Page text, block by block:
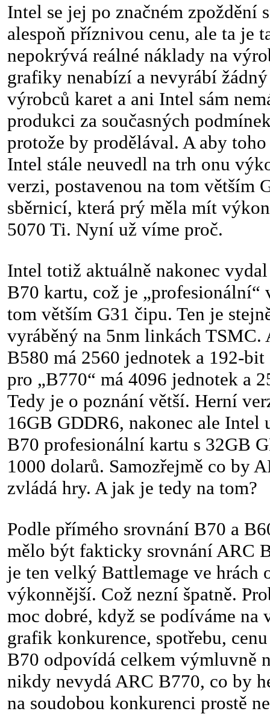
Intel se jej po značném zpoždění
alespoň příznivou cenu, ale ta je
nepokrývá reálné náklady na
grafiky nenabízí a nevyrábí
výrobců karet a ani Intel sám
produkci za současných
protože by prodělával. A aby
Intel stále neuvedl na trh onu
verzi, postavenou na tom větším
sběrnicí, která prý měla mít
5070 Ti. Nyní už víme proč.
Intel totiž aktuálně nakonec
B70 kartu, což je „profesionální“
tom větším G31 čipu. Ten je
vyráběný na 5nm linkách TSMC.
B580 má 2560 jednotek a 192-
pro „B770“ má 4096 jednotek a
Tedy je o poznání větší. Herní
16GB GDDR6, nakonec ale Intel
B70 profesionální kartu s 32GB
1000 dolarů. Samozřejmě co by
zvládá hry. A jak je tedy na tom?
Podle přímého srovnání B70 a
mělo být fakticky srovnání ARC
je ten velký Battlemage ve hrách
výkonnější. Což nezní špatně.
moc dobré, když se podíváme na
grafik konkurence, spotřebu,
B70 odpovídá celkem výmluvně
nikdy nevydá ARC B770, co by
na soudobou konkurenci prostě